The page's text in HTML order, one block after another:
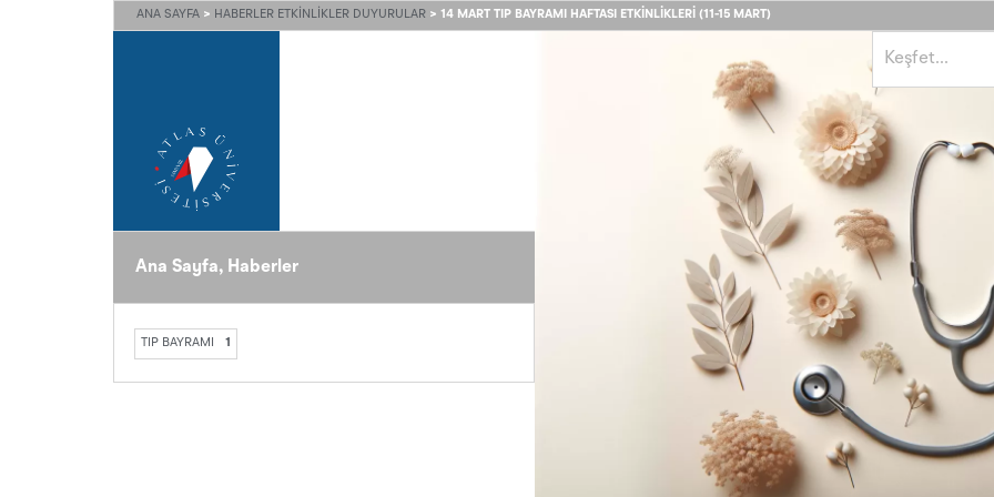
ANA SAYFA > HABERLER ETKINLIKLER DUYURULAR > 14 MART TIP BAYRAMI HAFTASI ETKINLIKLERI (11-15 MART)
Ana Sayfa, Haberler
TIP BAYRAMI 1